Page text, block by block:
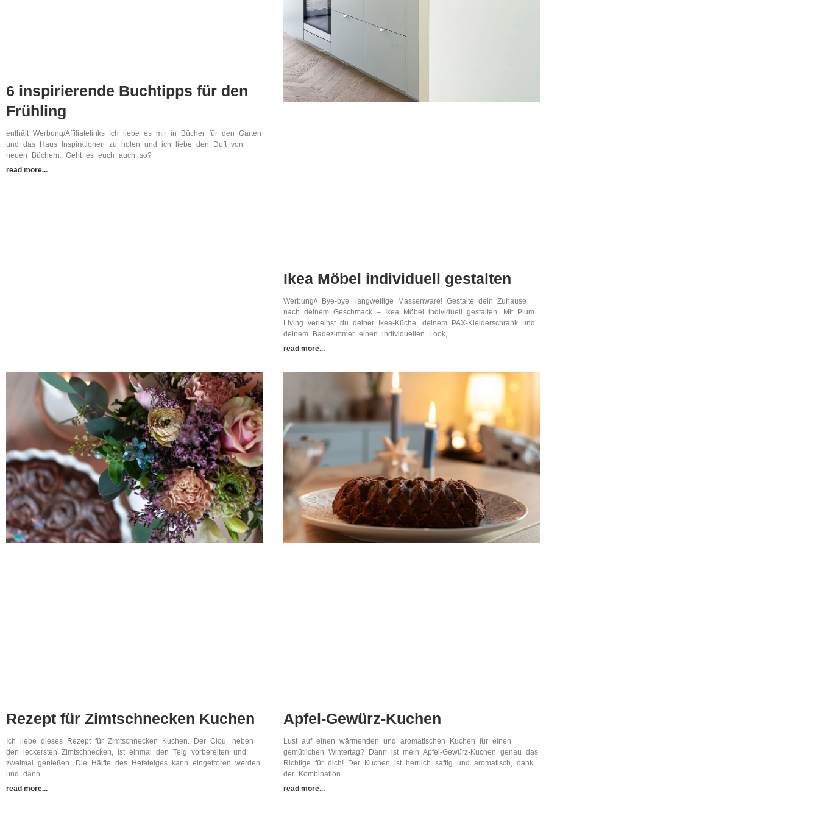
6 inspirierende Buchtipps für den
Frühling
enthält Werbung/Affiliatelinks Ich liebe es mir in Bücher für den Garten
und das Haus Inspirationen zu holen und ich liebe den Duft von
neuen Büchern. Geht es euch auch so?
read more...
Ikea Möbel individuell gestalten
Werbung// Bye-bye, langweilige Massenware! Gestalte dein Zuhause
nach deinem Geschmack – Ikea Möbel individuell gestalten: Mit Plum
Living verleihst du deiner Ikea-Küche, deinem PAX-Kleiderschrank und
deinem Badezimmer einen individuellen Look,
read more...
Rezept für Zimtschnecken Kuchen
Ich liebe dieses Rezept für Zimtschnecken Kuchen. Der Clou, neben
den leckersten Zimtschnecken, ist einmal den Teig vorbereiten und
zweimal genießen. Die Hälfte des Hefeteiges kann eingefroren werden
und dann
read more...
Apfel-Gewürz-Kuchen
Lust auf einen wärmenden und aromatischen Kuchen für einen
gemütlichen Wintertag? Dann ist mein Apfel-Gewürz-Kuchen genau das
Richtige für dich! Der Kuchen ist herrlich saftig und aromatisch, dank
der Kombination
read more...